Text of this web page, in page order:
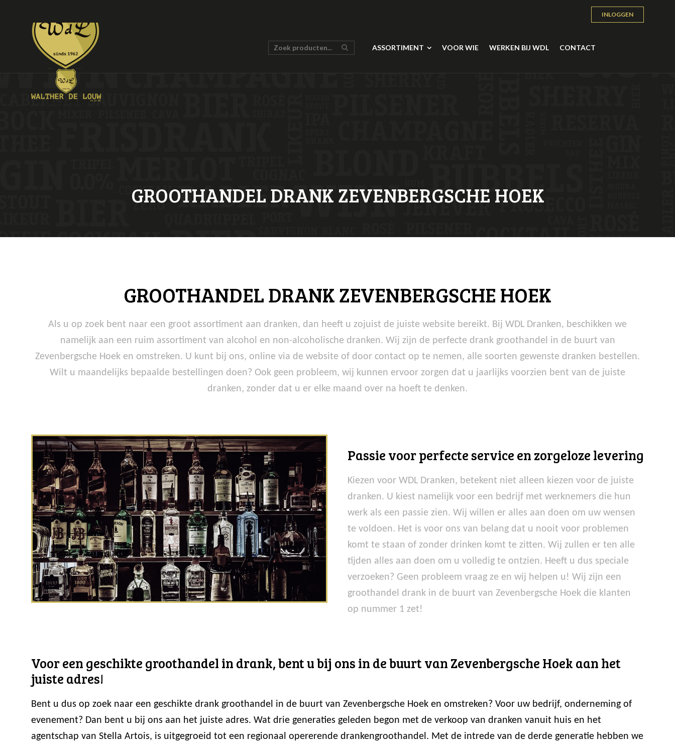
INLOGGEN
ASSORTIMENT VOOR WIE WERKEN BIJ WDL CONTACT
GROOTHANDEL DRANK ZEVENBERGSCHE HOEK
GROOTHANDEL DRANK ZEVENBERGSCHE HOEK
Als u op zoek bent naar een groot assortiment aan dranken, dan heeft u zojuist de juiste website bereikt. Bij WDL Dranken, beschikken we
namelijk aan een ruim assortiment van alcohol en non-alcoholische dranken. Wij zijn de perfecte drank groothandel in de buurt van
Zevenbergsche Hoek en omstreken. U kunt bij ons, online via de website of door contact op te nemen, alle soorten gewenste dranken bestellen.
Wilt u maandelijks bepaalde bestellingen doen? Ook geen probleem, wij kunnen ervoor zorgen dat u jaarlijks voorzien bent van de juiste
dranken, zonder dat u er elke maand over na hoeft te denken.
Passie voor perfecte service en zorgeloze levering
Kiezen voor WDL Dranken, betekent niet alleen kiezen voor de juiste
dranken. U kiest namelijk voor een bedrijf met werknemers die hun
werk als een passie zien. Wij willen er alles aan doen om uw wensen
te voldoen. Het is voor ons van belang dat u nooit voor problemen
komt te staan of zonder drinken komt te zitten. Wij zullen er ten alle
tijden alles aan doen om u volledig te ontzien. Heeft u dus speciale
verzoeken? Geen probleem vraag ze en wij helpen u! Wij zijn een
groothandel drank in de buurt van Zevenbergsche Hoek die klanten
op nummer 1 zet!
Voor een geschikte groothandel in drank, bent u bij ons in de buurt van Zevenbergsche Hoek aan het
juiste adres!
Bent u dus op zoek naar een geschikte drank groothandel in de buurt van Zevenbergsche Hoek en omstreken? Voor uw bedrijf, onderneming of
evenement? Dan bent u bij ons aan het juiste adres. Wat drie generaties geleden begon met de verkoop van dranken vanuit huis en het
agentschap van Stella Artois, is uitgegroeid tot een regionaal opererende drankengroothandel. Met de intrede van de derde generatie hebben we